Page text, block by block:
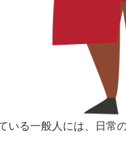
いる一般人には、日常